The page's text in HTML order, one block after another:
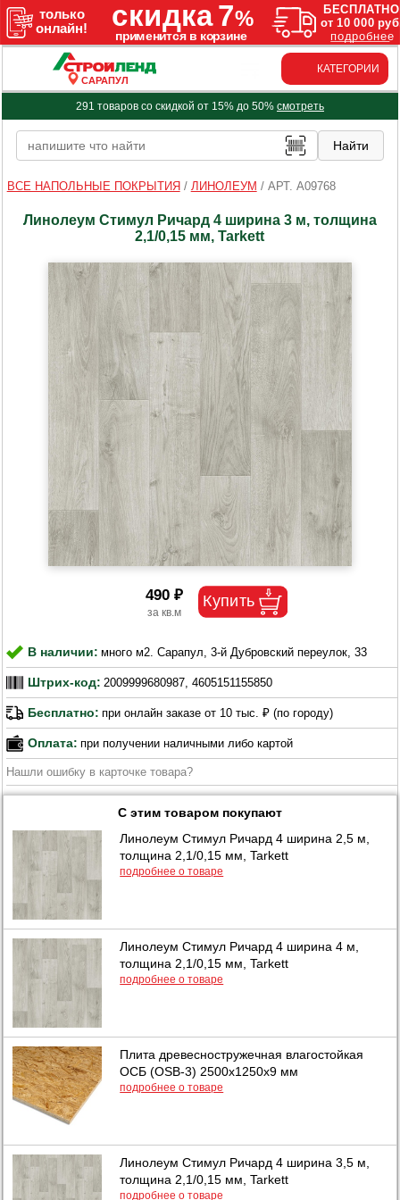
САРАПУЛ
КАТЕГОРИИ
291 товаров со скидкой от 15% до 50% смотреть
ВСЕ НАПОЛЬНЫЕ ПОКРЫТИЯ / ЛИНОЛЕУМ / АРТ. A09768
Линолеум Стимул Ричард 4 ширина 3 м, толщина
2,1/0,15 мм, Tarkett
490 ₽
В наличии: много м2. Сарапул, 3-й Дубровский переулок, 33
Штрих-код: 2009999680987, 4605151155850
Бесплатно: при онлайн заказе от 10 тыс. ₽ (по городу)
Оплата: при получении наличными либо картой
Нашли ошибку в карточке товара?
С этим товаром покупают
Линолеум Стимул Ричард 4 ширина 2,5 м,
толщина 2,1/0,15 мм, Tarkett
подробнее о товаре
Линолеум Стимул Ричард 4 ширина 4 м,
толщина 2,1/0,15 мм, Tarkett
подробнее о товаре
Плита древесностружечная влагостойкая
ОСБ (OSB-3) 2500х1250х9 мм
подробнее о товаре
Линолеум Стимул Ричард 4 ширина 3,5 м,
толщина 2,1/0,15 мм, Tarkett
подробнее о товаре